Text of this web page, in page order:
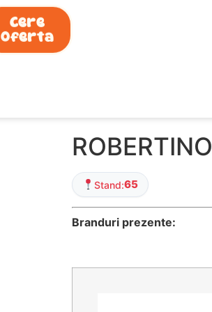
Cere
Oferta
Stand:65
Branduri prezente: